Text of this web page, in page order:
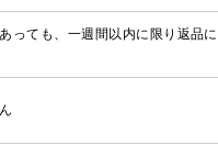
っても、一週間以内に限り返品